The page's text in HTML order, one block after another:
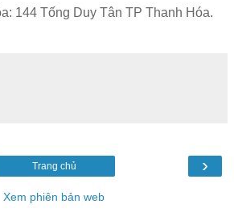
144 Tống Duy Tân TP Thanh Hóa.
›
Trang chủ
Xem phiên bản web